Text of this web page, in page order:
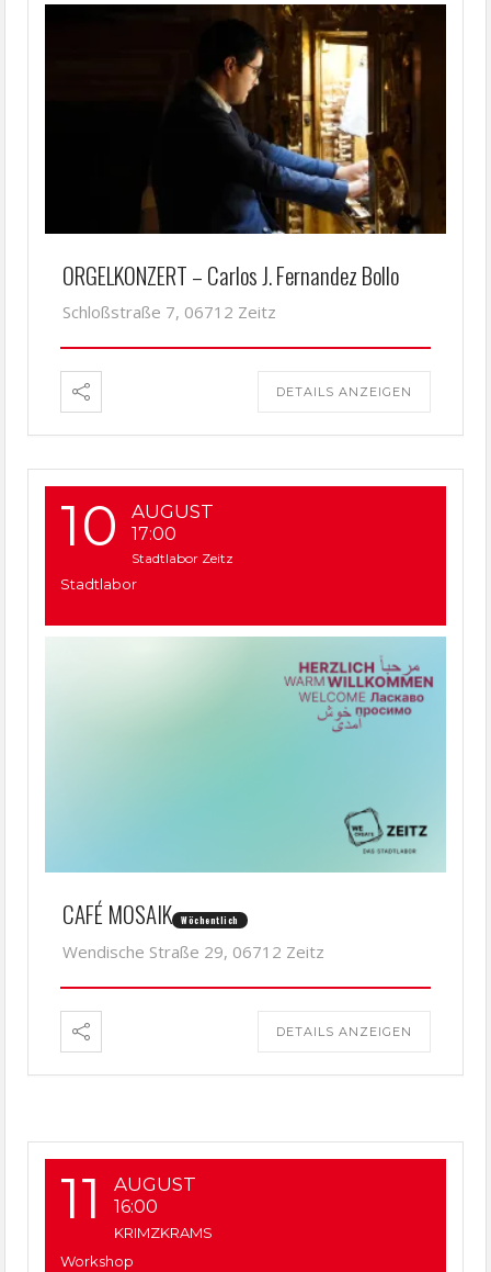
ORGELKONZERT – Carlos J. Fernandez Bollo
Schloßstraße 7, 06712 Zeitz
DETAILS ANZEIGEN
10 AUGUST
17:00
Stadtlabor Zeitz
Stadtlabor
CAFÉ MOSAIK Wöchentlich
Wendische Straße 29, 06712 Zeitz
DETAILS ANZEIGEN
11 AUGUST
16:00
KRIMZKRAMS
Workshop